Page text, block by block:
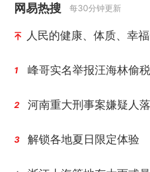
网易热搜 每30分钟更新
人民的健康、体质、幸
1 峰哥实名举报汪海林偷
2 河南重大刑事案嫌疑人
3 解锁各地夏日限定体验